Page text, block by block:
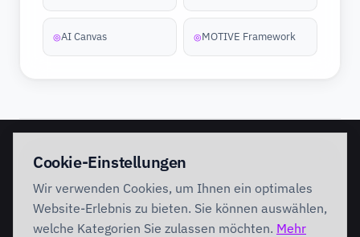
◎AI Canvas ◎MOTIVE Framework
Discovery Workshop
Förderung
INTERVENTION
Foundation
Performing
Branchenlösungen
Cookie-Einstellungen
Wir verwenden Cookies, um Ihnen ein optimales
Website-Erlebnis zu bieten. Sie können auswählen,
welche Kategorien Sie zulassen möchten. Mehr